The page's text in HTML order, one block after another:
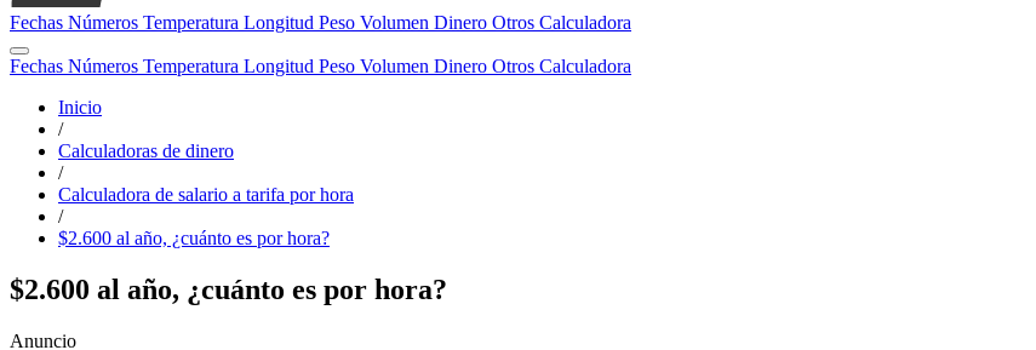
Fechas Números Temperatura Longitud Peso Volumen Dinero Otros Calculadora
Fechas Números Temperatura Longitud Peso Volumen Dinero Otros Calculadora
Inicio
/
Calculadoras de dinero
/
Calculadora de salario a tarifa por hora
/
$2.600 al año, ¿cuánto es por hora?
$2.600 al año, ¿cuánto es por hora?